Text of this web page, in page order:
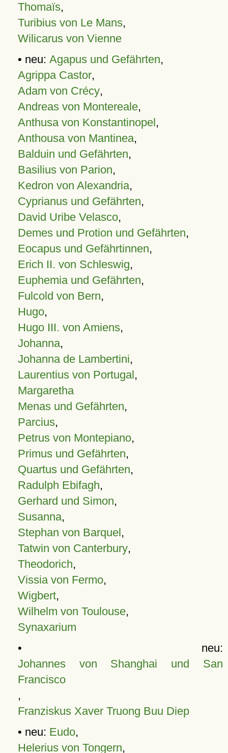
Thomaïs,
Turibius von Le Mans,
Wilicarus von Vienne
• neu: Agapus und Gefährten,
Agrippa Castor,
Adam von Crécy,
Andreas von Montereale,
Anthusa von Konstantinopel,
Anthousa von Mantinea,
Balduin und Gefährten,
Basilius von Parion,
Kedron von Alexandria,
Cyprianus und Gefährten,
David Uribe Velasco,
Demes und Protion und Gefährten,
Eocapus und Gefährtinnen,
Erich II. von Schleswig,
Euphemia und Gefährten,
Fulcold von Bern,
Hugo,
Hugo III. von Amiens,
Johanna,
Johanna de Lambertini,
Laurentius von Portugal,
Margaretha
Menas und Gefährten,
Parcius,
Petrus von Montepiano,
Primus und Gefährten,
Quartus und Gefährten,
Radulph Ebifagh,
Gerhard und Simon,
Susanna,
Stephan von Barquel,
Tatwin von Canterbury,
Theodorich,
Vissia von Fermo,
Wigbert,
Wilhelm von Toulouse,
Synaxarium
• neu:
Johannes von Shanghai und San
Francisco
,
Franziskus Xaver Truong Buu Diep
• neu: Eudo,
Helerius von Tongern,